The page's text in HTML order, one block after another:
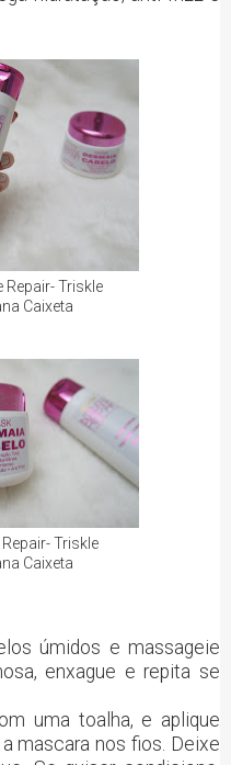
Triskle
Caixeta
Triskle
Caixeta
úmidos e massageie
enxague e repita se
uma toalha, e aplique
mascara nos fios. Deixe